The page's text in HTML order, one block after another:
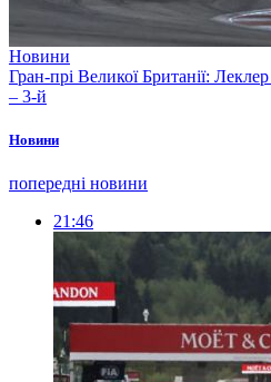
Новини
Гран-прі Великої Британії:
– 3-й
Новини
попередні новини
21:46